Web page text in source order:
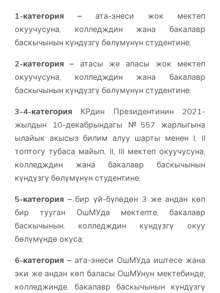
1-категория – ата-энеси жок мектеп
окуучусуна, колледждин жана бакалавр
баскычынын күндүзгү бөлүмүнүн студентине;
2-категория – атасы же апасы жок мектеп
окуучусуна, колледждин жана бакалавр
баскычынын күндүзгү бөлүмүнүн студентине;
3-4-категория КРдин Президентинин 2021-
жылдын 10-декабрындагы №557 жарлыгына
ылайык акысыз билим алуу шарты менен I, II
топтогу тубаса майып, II, III мектеп окуучусуна,
колледждин жана бакалавр баскычынын
күндүзгү бөлүмүнүн студентине;
5-категория –бир үй-бүлөдөн 3 же андан көп
бир тууган ОшМУда мектепте, бакалавр
баскычынын, колледждин күндүзгү окуу
бөлүмүндө окуса;
6-категория – ата-энеси ОшМУда иштесе жана
эки же андан көп баласы ОшМУнун мектебинде,
колледжинде, бакалавр баскычынын күндүзгү